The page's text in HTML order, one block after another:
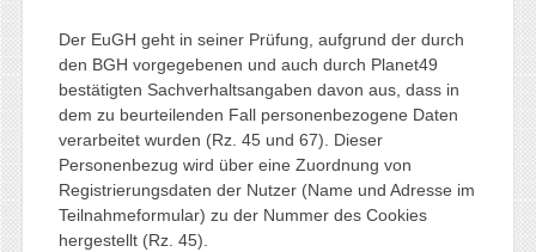
Der EuGH geht in seiner Prüfung, aufgrund der durch
den BGH vorgegebenen und auch durch Planet49
bestätigten Sachverhaltsangaben davon aus, dass in
dem zu beurteilenden Fall personenbezogene Daten
verarbeitet wurden (Rz. 45 und 67). Dieser
Personenbezug wird über eine Zuordnung von
Registrierungsdaten der Nutzer (Name und Adresse im
Teilnahmeformular) zu der Nummer des Cookies
hergestellt (Rz. 45).